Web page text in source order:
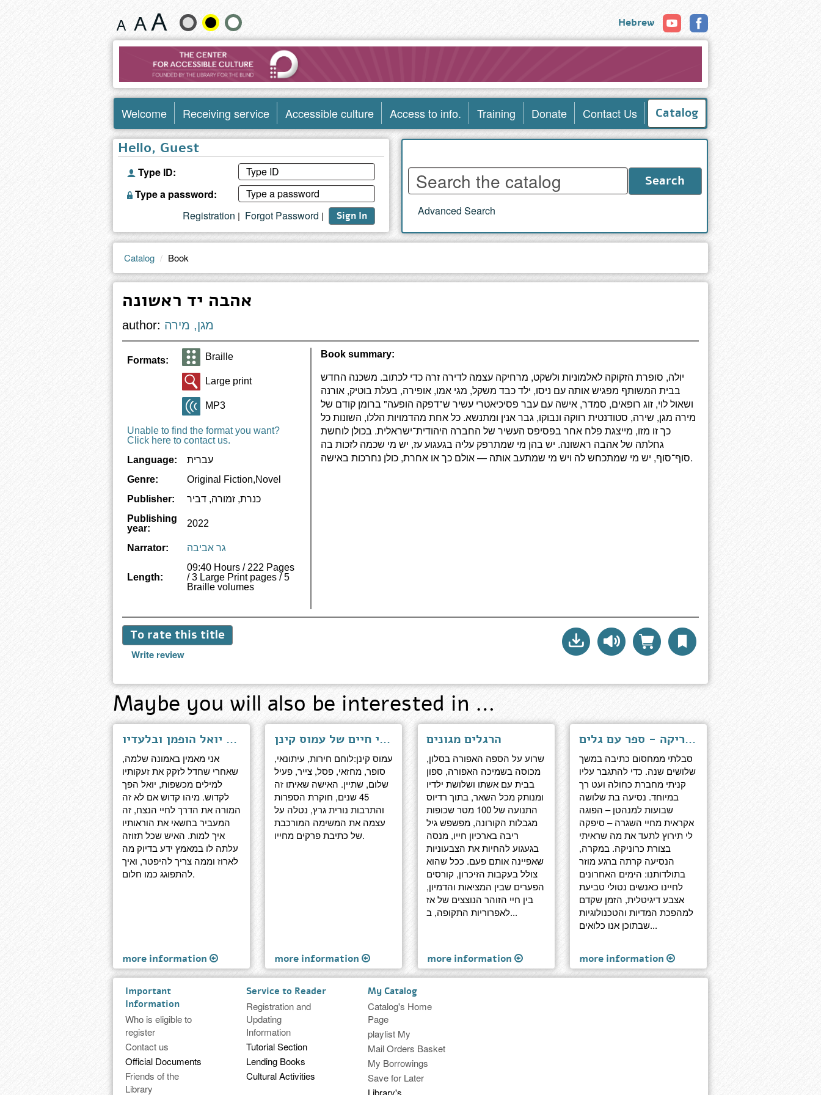
Change
text
and
color
Hebrew
Welcome Receiving service Accessible culture Access to info. Training Donate Contact Us Catalog
Hello, Guest
Type ID:
Type a password:
Sign In
|
Forgot Password
|
Registration
Enter
words
to
search
catalog
Search
Advanced Search
Catalog Book
אהבה יד ראשונה
author: מגן, מירה
Formats: Braille
Large print
MP3
Unable to find the format you want?
Click here to contact us.
Language:
עברית
Genre:
Original Fiction,Novel
Publisher:
כנרת, זמורה, דביר
Publishing
year:
2022
Narrator: גר אביבה
Length:
09:40 Hours / 222 Pages
/ 3 Large Print pages / 5
Braille volumes
Book summary:
יולה, סופרת הזקוקה לאלמוניות ולשקט, מרחיקה עצמה לדירה זרה כדי לכתוב. משכנה החדש
בבית המשותף מפגיש אותה עם ניסו, ילד כבד משקל, מגי אמו, אופירה, בעלת בוטיק, אורנה
ושאול לוי, זוג רופאים, סמדר, אישה עם עבר פסיכיאטרי עשיר ש"דפקה הופעה" ברומן קודם של
מירה מגן, שירה, סטודנטית רווקה ונבוקו, גבר אנין ומתנשא. כל אחת מהדמויות הללו, השונות כל
כך זו מזו, מייצגת פלח אחר בפסיפס העשיר של החברה היהודית־ישראלית. בכולן לוחשת
גחלתה של אהבה ראשונה. יש בהן מי שמתרפק עליה בגעגוע עז, יש מי שכמה לזכות בה
סוף־סוף, יש מי שמתכחש לה ויש מי שמתעב אותה — אולם כך או אחרת, כולן נחרכות באישה.
To rate this title
Write review
Maybe you will also be interested in …
אורו הגנוז - עם יואל הופמן ובלעדיו
אני מאמין באמונה שלמה,
שאחרי שחדל לזקק את זעקותיו
למילים מכשפות, יואל הפך
לקדוש. מיהו קדוש אם לא זה
המורה את הדרך לחיי הנצח, זה
המעביר בחשאי את הוראותיו
איך למות. האיש שכל תזוזה
עלתה לו במאמץ ידע בדיוק מה
לארוז וממה צריך להיפטר, ואיך
להתפוגג כמו חלום.
more information
על דעת עצמו - ארבעה פרקי חיים של עמוס קינן
עמוס קינן:לוחם חירות, עיתונאי,
סופר, מחזאי, פסל, צייר, פעיל
שלום, שתיין. האישה שאיתו זה
45 שנים, חוקרת הספרות
והתרבות נורית גרץ, נטלה על
עצמה את המשימה המורכבת
של כתיבת פרקים מחייו.
more information
הרגלים מגונים
שרוע על הספה האפורה בסלון,
מכוסה בשמיכה האפורה, ספון
בבית עם אשתו ושלושת ילדיו
ומנותק מכל השאר, בתוך רדיוס
התנועה של 100 מטר שכופות
מגבלות הקורונה, מפשפש גיל
ריבה בארכיון חייו, מנסה
בגעגוע להחיות את הצבעוניות
שאפיינה אותם פעם. ככל שהוא
צולל בעקבות הזיכרון, קורסים
הפערים שבין המציאות והדמיון,
בין חיי הזוהר הנוצצים של אז
לאפרוריות התקופה, ב...
more information
אמריקה - ספר עם גלים
סבלתי ממחסום כתיבה במשך
שלושים שנה. כדי להתגבר עליו
קניתי מחברת כחולה ועט רך
במיוחד. נסיעה בת שלושה
שבועות למנהטן – הפוגה
אקראית מחיי השגרה – סיפקה
לי תירוץ לתעד את מה שראיתי
בצורת כרוניקה. במקרה,
הנסיעה קרתה ברגע מוזר
בתולדותנו: הימים האחרונים
לחיינו כאנשים נטולי טביעת
אצבע דיגיטלית, הזמן שקדם
למהפכת המדיות והטכנולוגיות
שבתוכן אנו כלואים...
more information
Important
Information
Who is eligible to
register
Contact us
Official Documents
Friends of the
Library
Service to Reader
Registration and
Updating
Information
Tutorial Section
Lending Books
Cultural Activities
My Catalog
Catalog's Home
Page
playlist My
Mail Orders Basket
My Borrowings
Save for Later
Library's